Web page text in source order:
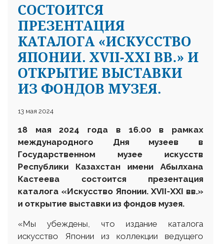
СОСТОИТСЯ
ПРЕЗЕНТАЦИЯ
КАТАЛОГА «ИСКУССТВО
ЯПОНИИ. XVII-XXI ВВ.» И
ОТКРЫТИЕ ВЫСТАВКИ
ИЗ ФОНДОВ МУЗЕЯ.
13 мая 2024
18 мая 2024 года в 16.00 в рамках
международного Дня музеев в
Государственном музее искусств
Республики Казахстан имени Абылхана
Кастеева состоится презентация
каталога «Искусство Японии. XVII-XXI вв.»
и открытие выставки из фондов музея.
«Мы убеждены, что издание каталога
искусство Японии из коллекции ведущего